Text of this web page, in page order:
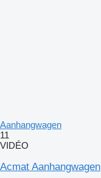
Aanhangwagen
11
VIDÉO
Acmat Aanhangwagen